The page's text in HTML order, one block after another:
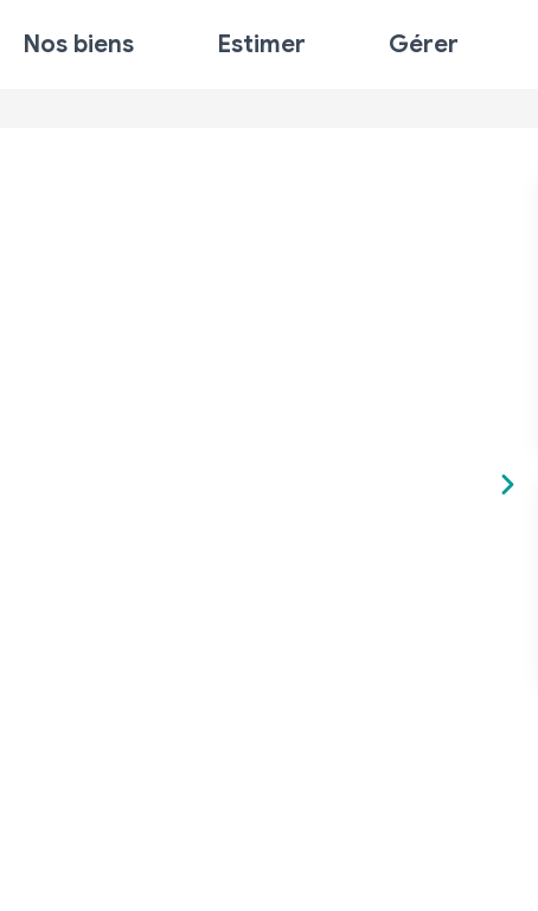
Nos biens Estimer Gérer